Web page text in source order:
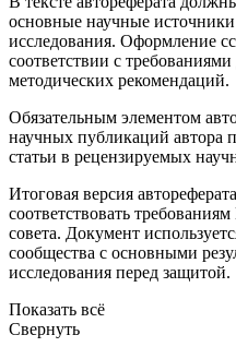
основные научные
исследования. Оформление
соответствии с
методических рекомендаций.
Обязательным элементом
научных публикаций автора
статьи в рецензируемых
Итоговая версия
соответствовать
совета. Документ
сообщества с основными
исследования перед защитой.
Показать всё
Свернуть